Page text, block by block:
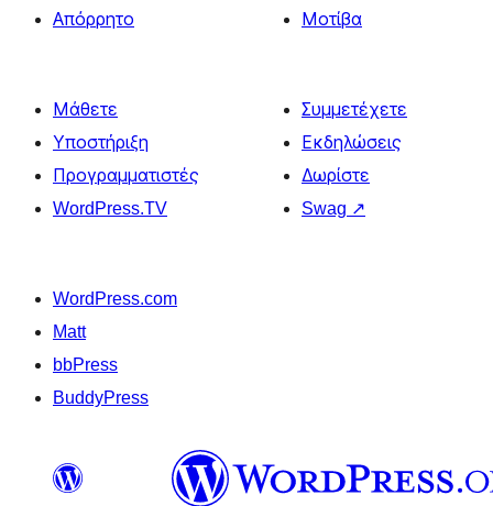
Απόρρητο
Μοτίβα
Μάθετε
Υποστήριξη
Προγραμματιστές
WordPress.TV
Συμμετέχετε
Εκδηλώσεις
Δωρίστε
Swag ↗
WordPress.com
Matt
bbPress
BuddyPress